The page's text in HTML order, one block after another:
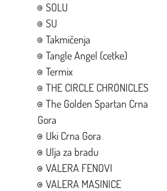
SOLU
SU
Takmičenja
Tangle Angel (cetke)
Termix
THE CIRCLE CHRONICLES
The Golden Spartan Crna
Gora
Uki Crna Gora
Ulja za bradu
VALERA FENOVI
VALERA MASINICE